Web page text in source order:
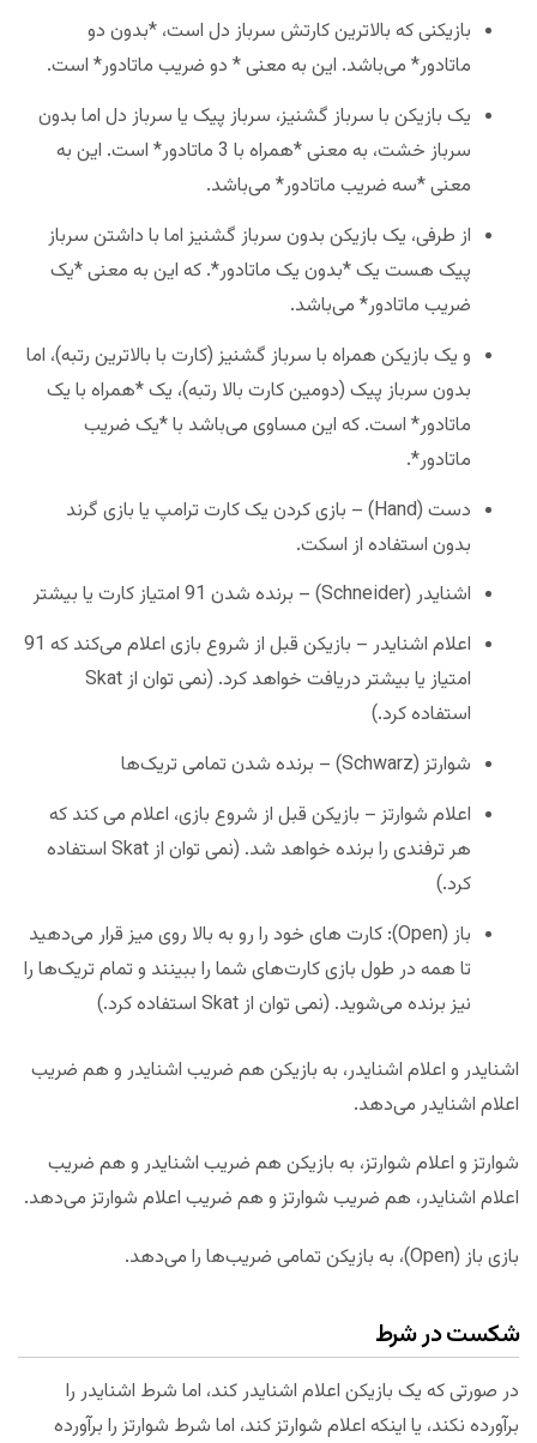
بازیکنی که بالاترین کارتش سرباز دل است، *بدون دو
ماتادور* می‌باشد. این به معنی * دو ضریب ماتادور* است.
یک بازیکن با سرباز گشنیز، سرباز پیک یا سرباز دل اما بدون
سرباز خشت، به معنی *همراه با 3 ماتادور* است. این به
معنی *سه ضریب ماتادور* می‌باشد.
از طرفی، یک بازیکن بدون سرباز گشنیز اما با داشتن سرباز
پیک هست یک *بدون یک ماتادور*. که این به معنی *یک
ضریب ماتادور* می‌باشد.
و یک بازیکن همراه با سرباز گشنیز (کارت با بالاترین رتبه)، اما
بدون سرباز پیک (دومین کارت بالا رتبه)، یک *همراه با یک
ماتادور* است. که این مساوی می‌باشد با *یک ضریب
ماتادور*.
دست (Hand) – بازی کردن یک کارت ترامپ یا بازی گرند
بدون استفاده از اسکت.
اشنایدر (Schneider) – برنده شدن 91 امتیاز کارت یا بیشتر
اعلام اشنایدر – بازیکن قبل از شروع بازی اعلام می‌کند که 91
امتیاز یا بیشتر دریافت خواهد کرد. (نمی توان از Skat
استفاده کرد.)
شوارتز (Schwarz) – برنده شدن تمامی تریک‌ها
اعلام شوارتز – بازیکن قبل از شروع بازی، اعلام می کند که
هر ترفندی را برنده خواهد شد. (نمی توان از Skat استفاده
کرد.)
باز (Open): کارت های خود را رو به بالا روی میز قرار می‌دهید
تا همه در طول بازی کارت‌های شما را ببینند و تمام تریک‌ها را
نیز برنده می‌شوید. (نمی توان از Skat استفاده کرد.)
اشنایدر و اعلام اشنایدر، به بازیکن هم ضریب اشنایدر و هم ضریب
اعلام اشنایدر می‌دهد.
شوارتز و اعلام شوارتز، به بازیکن هم ضریب اشنایدر و هم ضریب
اعلام اشنایدر، هم ضریب شوارتز و هم ضریب اعلام شوارتز می‌دهد.
بازی باز (Open)، به بازیکن تمامی ضریب‌ها را می‌دهد.
شکست در شرط
در صورتی که یک بازیکن اعلام اشنایدر کند، اما شرط اشنایدر را
برآورده نکند، یا اینکه اعلام شوارتز کند، اما شرط شوارتز را برآورده